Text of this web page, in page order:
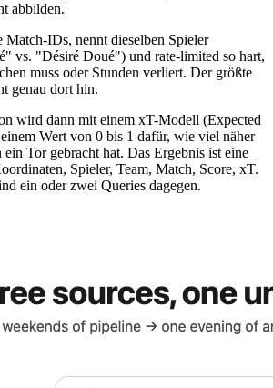
abbilden.
Match-IDs, nennt dieselben Spieler
vs. "Désiré Doué") und rate-limited so hart,
muss oder Stunden verliert. Der größte
genau dort hin.
wird dann mit einem xT-Modell (Expected
Wert von 0 bis 1 dafür, wie viel näher
Tor gebracht hat. Das Ergebnis ist eine
Spieler, Team, Match, Score, xT.
ein oder zwei Queries dagegen.